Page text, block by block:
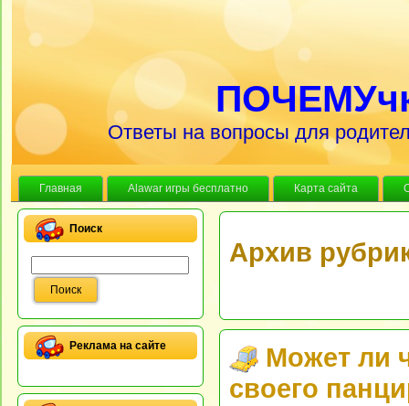
Ответы на вопросы для
Главная Alawar игры бесплатно Карта сайта
Поиск
Реклама на сайте
Архив
Может ли
своего